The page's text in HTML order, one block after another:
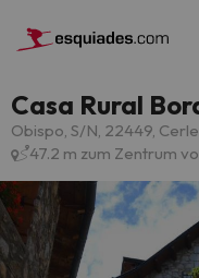
Casa Rural
Obispo, S/N, 22449,
47.2 m zum Zentrum